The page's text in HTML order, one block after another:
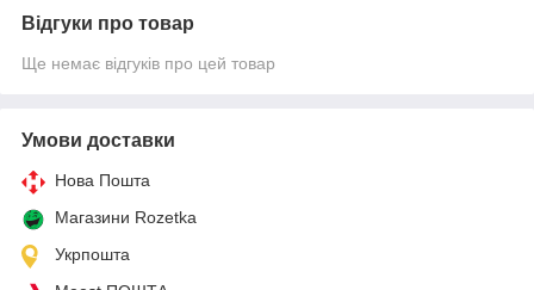
Відгуки про товар
Ще немає відгуків про цей товар
Умови доставки
Нова Пошта
Магазини Rozetka
Укрпошта